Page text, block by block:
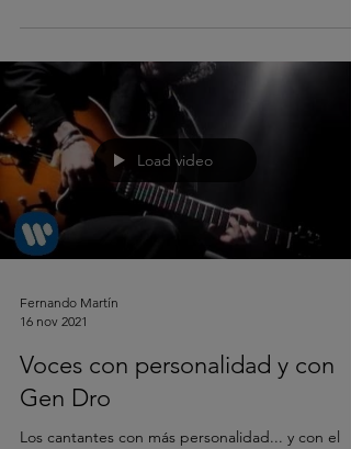
Load video
Fernando Martín
16 nov 2021
Voces con personalidad y con
Gen Dro
Los cantantes con más personalidad... y con el